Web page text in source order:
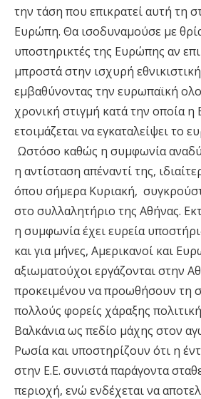
την τάση που επικρατεί αυτή τη
Ευρώπη. Θα ισοδυναμούσε με
υποστηρικτές της Ευρώπης αν
μπροστά στην ισχυρή
εμβαθύνοντας την ευρωπαϊκή
χρονική στιγμή κατά την οποία η
ετοιμάζεται να εγκαταλείψει το
Ωστόσο καθώς η συμφωνία
η αντίσταση απέναντί της,
όπου σήμερα Κυριακή,
στο συλλαλητήριο της Αθήνας.
η συμφωνία έχει ευρεία
και για μήνες, Αμερικανοί και
αξιωματούχοι εργάζονται στην
προκειμένου να προωθήσουν τη
πολλούς φορείς χάραξης
Βαλκάνια ως πεδίο μάχης στον
Ρωσία και υποστηρίζουν ότι η
στην Ε.Ε. συνιστά παράγοντα
περιοχή, ενώ ενδέχεται να